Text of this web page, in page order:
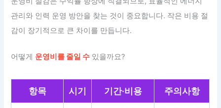
관리와 인력 운영 방안을 찾는 것이 중요합니다. 작은 비용 절
감이 장기적으로 큰 차이를 만듭니다.
어떻게 운영비를 줄일 수 있을까요?
항목 시기 기간·비용 주의사항